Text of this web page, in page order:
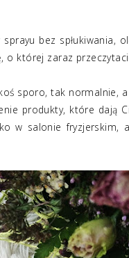
bez spłukiwania,
o której zaraz
sporo, tak normalnie,
produkty, które dają
w salonie fryzjerskim,